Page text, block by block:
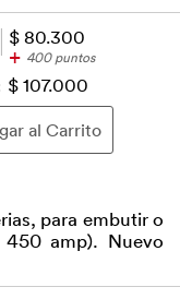
$ 80.300
+ 400 puntos
$ 107.000
para embutir o
amp). Nuevo